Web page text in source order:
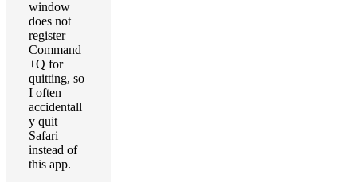
window
does not
register
Command
+Q for
quitting, so
I often
accidentall
y quit
Safari
instead of
this app.